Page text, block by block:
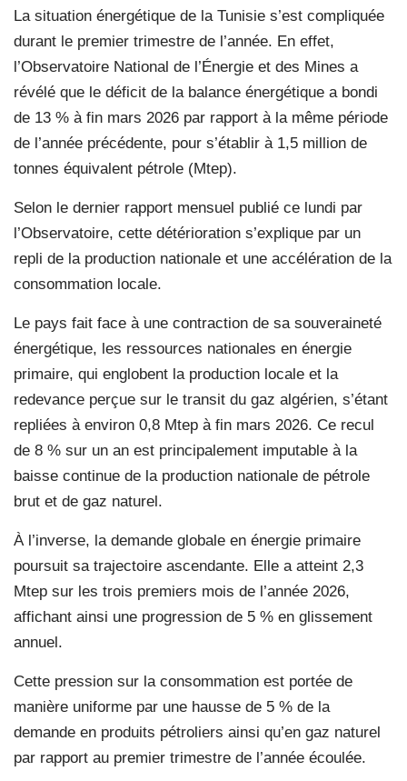
La situation énergétique de la Tunisie s’est compliquée
durant le premier trimestre de l’année. En effet,
l’Observatoire National de l’Énergie et des Mines a
révélé que le déficit de la balance énergétique a bondi
de 13 % à fin mars 2026 par rapport à la même période
de l’année précédente, pour s’établir à 1,5 million de
tonnes équivalent pétrole (Mtep).
Selon le dernier rapport mensuel publié ce lundi par
l’Observatoire, cette détérioration s’explique par un
repli de la production nationale et une accélération de la
consommation locale.
Le pays fait face à une contraction de sa souveraineté
énergétique, les ressources nationales en énergie
primaire, qui englobent la production locale et la
redevance perçue sur le transit du gaz algérien, s’étant
repliées à environ 0,8 Mtep à fin mars 2026. Ce recul
de 8 % sur un an est principalement imputable à la
baisse continue de la production nationale de pétrole
brut et de gaz naturel.
À l’inverse, la demande globale en énergie primaire
poursuit sa trajectoire ascendante. Elle a atteint 2,3
Mtep sur les trois premiers mois de l’année 2026,
affichant ainsi une progression de 5 % en glissement
annuel.
Cette pression sur la consommation est portée de
manière uniforme par une hausse de 5 % de la
demande en produits pétroliers ainsi qu’en gaz naturel
par rapport au premier trimestre de l’année écoulée.